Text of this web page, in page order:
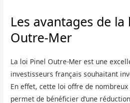
Les avantages de la
Outre-Mer
La loi Pinel Outre-Mer est une
investisseurs français souhaitant
En effet, cette loi offre de
permet de bénéficier d’une